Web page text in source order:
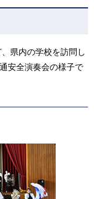
県内の学校を訪問し
安全演奏会の様子で